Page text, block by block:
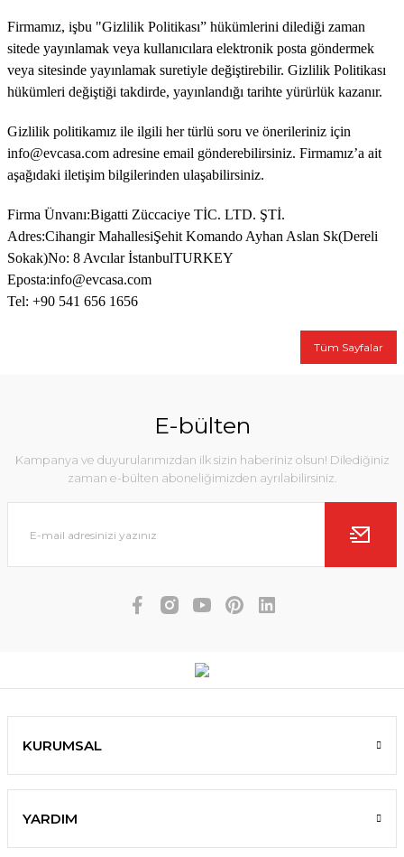
Firmamız, işbu "Gizlilik Politikası” hükümlerini dilediği zaman
sitede yayınlamak veya kullanıcılara elektronik posta göndermek
veya sitesinde yayınlamak suretiyle değiştirebilir. Gizlilik Politikası
hükümleri değiştiği takdirde, yayınlandığı tarihte yürürlük kazanır.
Gizlilik politikamız ile ilgili her türlü soru ve önerileriniz için
info@evcasa.com adresine email gönderebilirsiniz. Firmamız’a ait
aşağıdaki iletişim bilgilerinden ulaşabilirsiniz.
Firma Ünvanı:Bigatti Züccaciye TİC. LTD. ŞTİ.
Adres:Cihangir MahallesiŞehit Komando Ayhan Aslan Sk(Dereli
Sokak)No: 8 Avcılar İstanbulTURKEY
Eposta:info@evcasa.com
Tel: +90 541 656 1656
Tüm Sayfalar
E-bülten
Kampanya ve duyurularımızdan ilk sizin haberiniz olsun! Dilediğiniz
zaman e-bülten aboneliğimizden ayrılabilirsiniz.
KURUMSAL
YARDIM